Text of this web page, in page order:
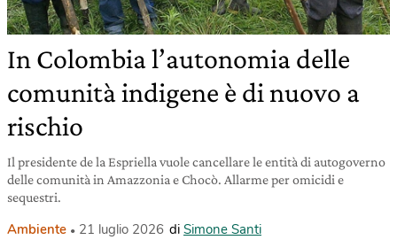
In Colombia l’autonomia delle
comunità indigene è di nuovo a
rischio
Il presidente de la Espriella vuole cancellare le entità di autogoverno
delle comunità in Amazzonia e Chocò. Allarme per omicidi e
sequestri.
Ambiente 21 luglio 2026 di Simone Santi